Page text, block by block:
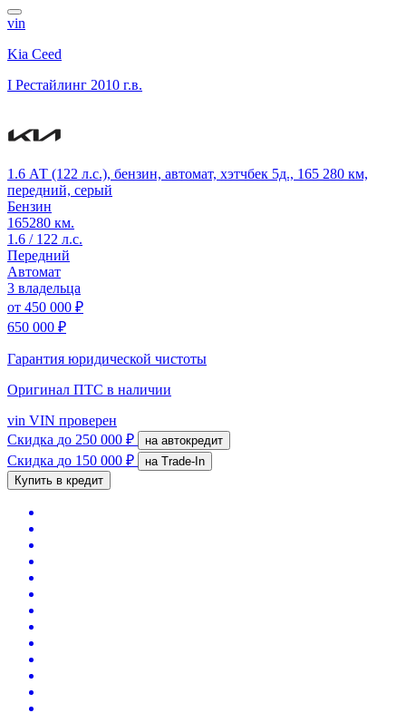
vin
Kia Ceed
I Рестайлинг 2010 г.в.
1.6 АТ (122 л.с.), бензин, автомат, хэтчбек 5д., 165 280 км,
передний, серый
Бензин
165280 км.
1.6 / 122 л.с.
Передний
Автомат
3 владельца
от 450 000 ₽
650 000 ₽
Гарантия юридической чистоты
Оригинал ПТС в наличии
vin VIN проверен
Скидка до 250 000 ₽ на автокредит
Скидка до 150 000 ₽
на Trade-In
Купить в кредит